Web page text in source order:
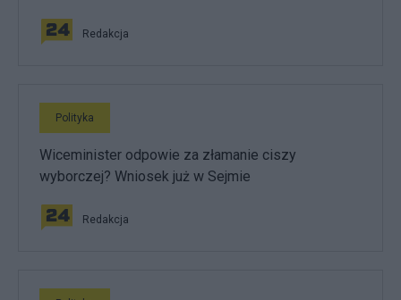
Redakcja
Polityka
Wiceminister odpowie za złamanie ciszy
wyborczej? Wniosek już w Sejmie
Redakcja